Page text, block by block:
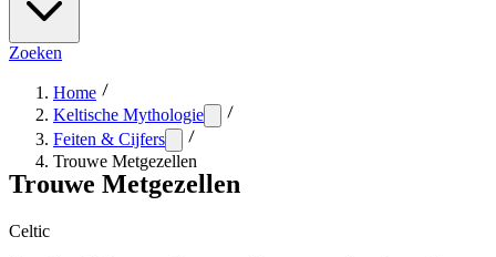
Zoeken
Home
Keltische Mythologie
Feiten & Cijfers
Trouwe Metgezellen
Trouwe Metgezellen
Celtic